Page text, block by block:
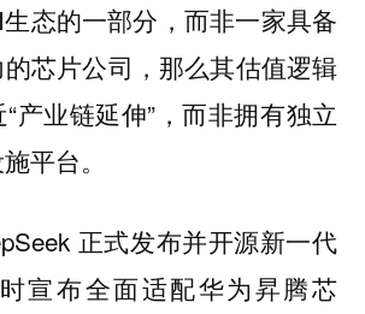
态的一部分，而非一家具备
芯片公司，那么其估值逻辑
产业链延伸”，而非拥有独立
平台。
正式发布并开源新一代
宣布全面适配华为昇腾芯